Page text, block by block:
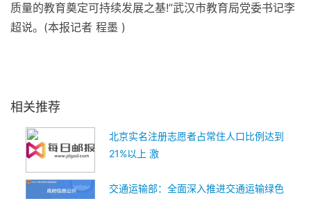
质量的教育奠定可持续发展之基!”武汉市教育局党委书记李
超说。(本报记者 程墨 )
相关推荐
北京实名注册志愿者占常住人口比例达到
21%以上 激
交通运输部：全面深入推进交通运输绿色